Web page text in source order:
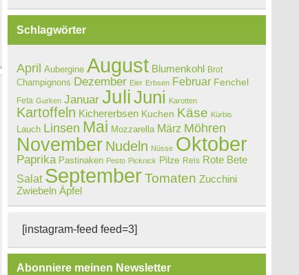
Schlagwörter
April Aubergine August Blumenkohl Brot
Champignons Dezember Eier Erbsen Februar Fenchel
Feta Gurken Januar JuliJuni Karotten
Kartoffeln Kichererbsen Kuchen Käse Kürbis
Lauch Linsen Mai Mozzarella März Möhren
November Nudeln Nüsse Oktober
Paprika Pastinaken Pesto Picknick Pilze Reis Rote Bete
Salat September Tomaten Zucchini
Zwiebeln Äpfel
[instagram-feed feed=3]
Abonniere meinen Newsletter